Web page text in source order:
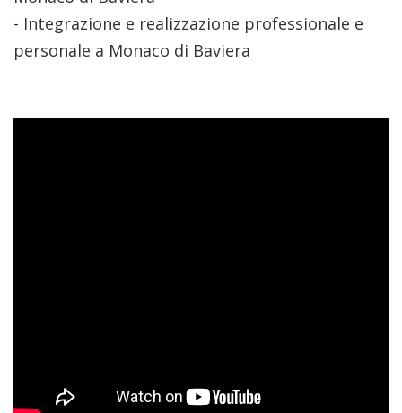
- Integrazione e realizzazione professionale e
personale a Monaco di Baviera